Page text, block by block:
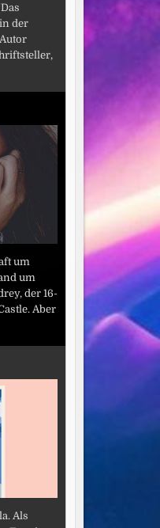
der
um
um
der 16-
Aber
Als